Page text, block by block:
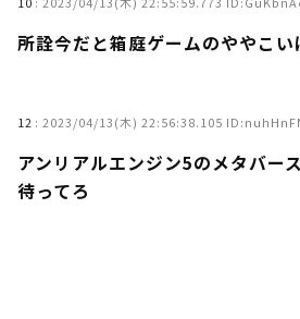
所詮今だと箱庭ゲームのややこい
12 : 2023/04/13(木) 22:56:38.105
アンリアルエンジン5のメタバー
待ってろ